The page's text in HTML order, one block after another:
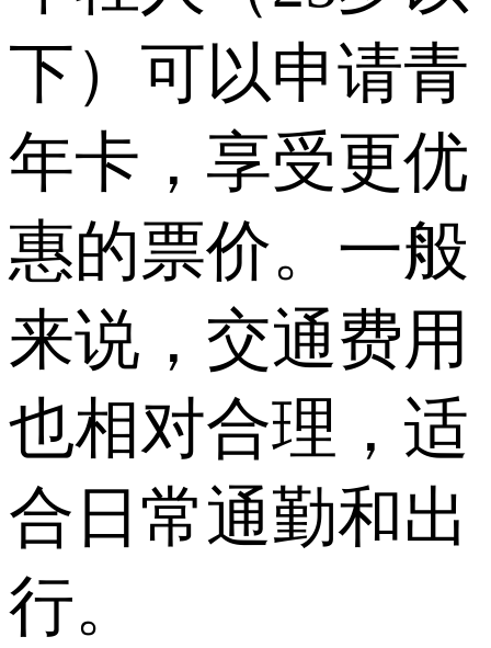
下）可以申请青
年卡，享受更优
惠的票价。一般
来说，交通费用
也相对合理，适
合日常通勤和出
行。